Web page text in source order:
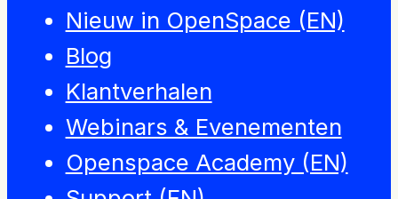
Nieuw in OpenSpace (EN)
Blog
Klantverhalen
Webinars & Evenementen
Openspace Academy (EN)